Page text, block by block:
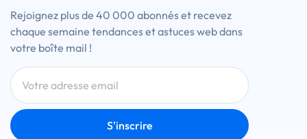
Rejoignez plus de 40 000 abonnés et recevez
chaque semaine tendances et astuces web dans
votre boîte mail !
S'inscrire